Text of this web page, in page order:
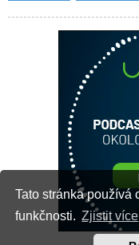
Tato stránka používá
funkčnosti. Zjistit více